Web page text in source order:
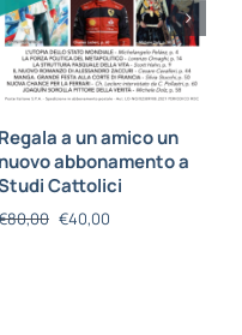
Regala a un amico un
nuovo abbonamento a
Cattolici
80,00 €40,00